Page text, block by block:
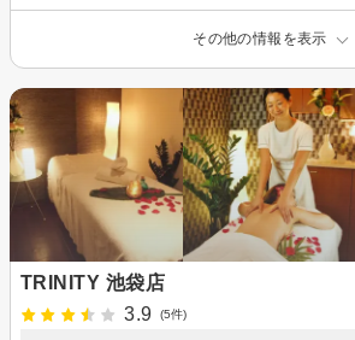
その他の情報を表示
TRINITY 池袋店
3.9
(5件)